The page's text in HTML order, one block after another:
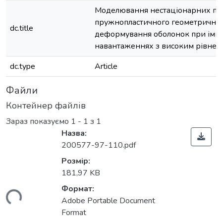
dc.title
Моделювання нестаціонарних
пружнопластичного геометрично
деформування оболонок при
навантаженнях з високим рівнем
dc.type
Article
Файли
Контейнер файлів
Зараз показуємо 1 - 1 з 1
Назва:
200577-97-110.pdf
Розмір:
181,97 KB
Формат:
Adobe Portable Document
Format